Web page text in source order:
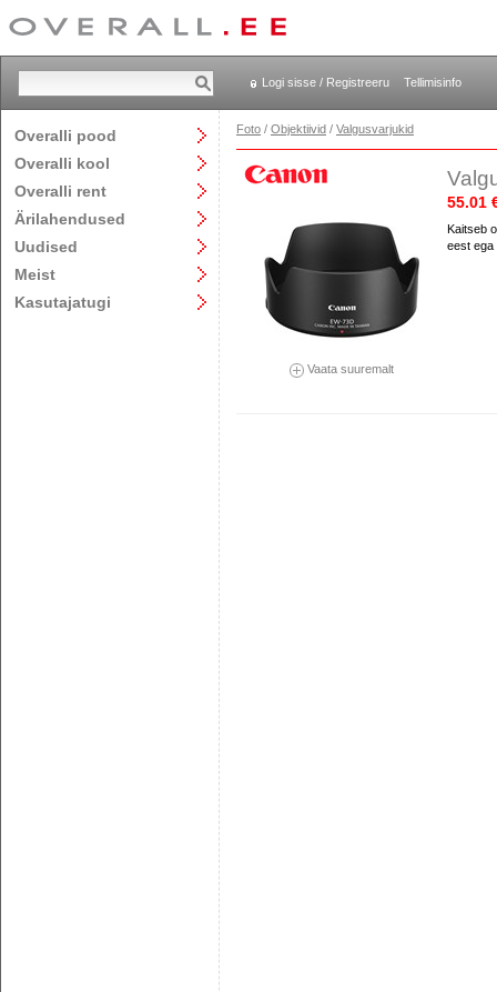
Logi sisse / Registreeru Tellimisinfo
Overalli pood
Overalli kool
Overalli rent
Ärilahendused
Uudised
Meist
Kasutajatugi
Foto / Objektiivid / Valgusvarjukid
Vaata suuremalt
55.01
Kaitseb
eest ega